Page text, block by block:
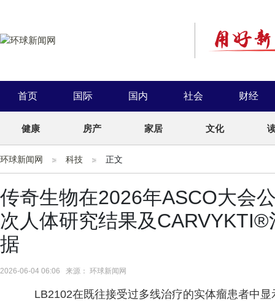
首页 国际 国内 社会 财经
健康 房产 家居 文化
环球新闻网 科技 正文
传奇生物在2026年ASCO大会
次人体研究结果及
据
2026-06-04 06:06 来源： 环球新闻网
LB2102在既往接受过多线治疗的实体瘤患者中